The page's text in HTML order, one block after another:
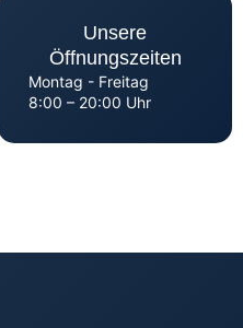
Unsere
Öffnungszeiten
Montag - Freitag
8:00 – 20:00 Uhr